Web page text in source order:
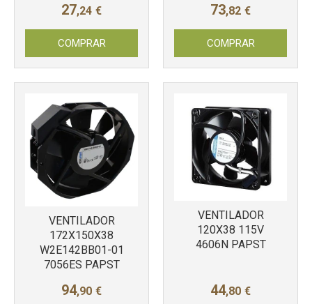
27,24 €
COMPRAR
73,82 €
COMPRAR
VENTILADOR
172X150X38
W2E142BB01-01
7056ES PAPST
94,90 €
VENTILADOR
120X38 115V
4606N PAPST
44,80 €